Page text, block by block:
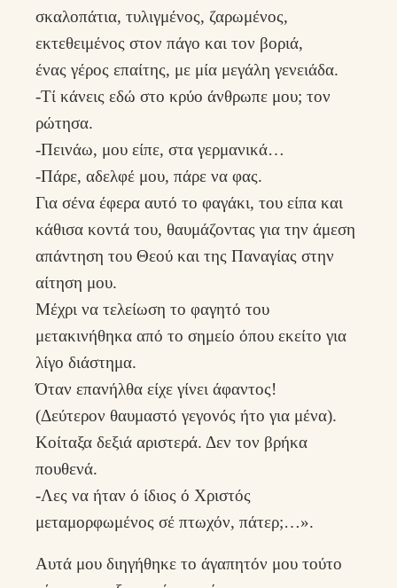
σκαλοπάτια, τυλιγμένος, ζαρωμένος,
εκτεθειμένος στον πάγο και τον βοριά,
ένας γέρος επαίτης, με μία μεγάλη γενειάδα.
-Τί κάνεις εδώ στο κρύο άνθρωπε μου; τον
ρώτησα.
-Πεινάω, μου είπε, στα γερμανικά…
-Πάρε, αδελφέ μου, πάρε να φας.
Για σένα έφερα αυτό το φαγάκι, του είπα και
κάθισα κοντά του, θαυμάζοντας για την άμεση
απάντηση του Θεού και της Παναγίας στην
αίτηση μου.
Μέχρι να τελείωση το φαγητό του
μετακινήθηκα από το σημείο όπου εκείτο για
λίγο διάστημα.
Όταν επανήλθα είχε γίνει άφαντος!
(Δεύτερον θαυμαστό γεγονός ήτο για μένα).
Κοίταξα δεξιά αριστερά. Δεν τον βρήκα
πουθενά.
-Λες να ήταν ό ίδιος ό Χριστός
μεταμορφωμένος σέ πτωχόν, πάτερ;…».
Αυτά μου διηγήθηκε το άγαπητόν μου τούτο